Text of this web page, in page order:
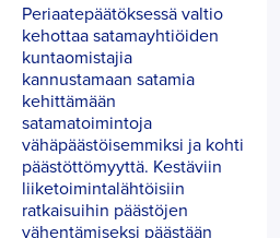
Periaatepäätöksessä valtio
kehottaa satamayhtiöiden
kuntaomistajia
kannustamaan satamia
kehittämään
satamatoimintoja
vähäpäästöisemmiksi ja kohti
päästöttömyyttä. Kestäviin
liiketoimintalähtöisiin
ratkaisuihin päästöjen
vähentämiseksi päästään